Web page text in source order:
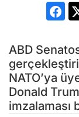
ABD
NATO’ya
Donald
imzalaması